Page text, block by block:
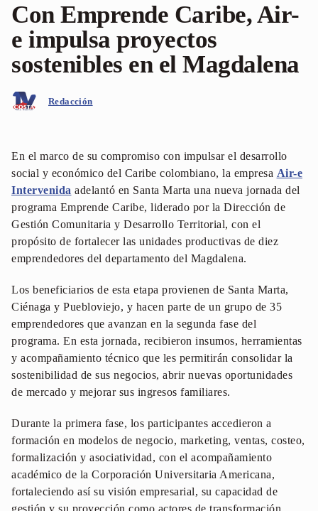
Con Emprende Caribe, Air-
e impulsa proyectos
sostenibles en el Magdalena
Redacción
En el marco de su compromiso con impulsar el desarrollo
social y económico del Caribe colombiano, la empresa Air-e
Intervenida adelantó en Santa Marta una nueva jornada del
programa Emprende Caribe, liderado por la Dirección de
Gestión Comunitaria y Desarrollo Territorial, con el
propósito de fortalecer las unidades productivas de diez
emprendedores del departamento del Magdalena.
Los beneficiarios de esta etapa provienen de Santa Marta,
Ciénaga y Puebloviejo, y hacen parte de un grupo de 35
emprendedores que avanzan en la segunda fase del
programa. En esta jornada, recibieron insumos, herramientas
y acompañamiento técnico que les permitirán consolidar la
sostenibilidad de sus negocios, abrir nuevas oportunidades
de mercado y mejorar sus ingresos familiares.
Durante la primera fase, los participantes accedieron a
formación en modelos de negocio, marketing, ventas, costeo,
formalización y asociatividad, con el acompañamiento
académico de la Corporación Universitaria Americana,
fortaleciendo así su visión empresarial, su capacidad de
gestión y su proyección como actores de transformación